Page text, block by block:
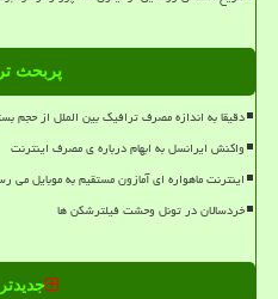
پربحث
دقیقا به اندازه مصرف ترافیک بین الملل از حجم
واکنش ایرانسل به ابهام درباره ی مصرف اینترنت
اینترنت ماهواره ای آمازون مستقیم به موبایل می
خردسالان در تونل وحشت فیلترشکن ها